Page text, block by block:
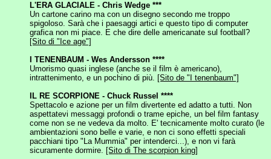
L'ERA GLACIALE - Chris Wedge ***
Un cartone carino ma con un disegno secondo me troppo
spigoloso. Sarà che i paesaggi artici e questo tipo di computer
grafica non mi piace. E che dire delle americanate sul football?
[Sito di "Ice age"]
I TENENBAUM - Wes Andersson ****
Umorismo quasi inglese (anche se il film è americano),
intrattenimento, e un pochino di più. [Sito de "I tenenbaum"]
IL RE SCORPIONE - Chuck Russel ****
Spettacolo e azione per un film divertente ed adatto a tutti. Non
aspettatevi messaggi profondi o trame epiche, un bel film fantasy
come non se ne vedeva da molto. E' tecnicamente molto curato (le
ambientazioni sono belle e varie, e non ci sono effetti speciali
pacchiani tipo "La Mummia" per intenderci...), e non vi farà
sicuramente dormire. [Sito di The scorpion king]